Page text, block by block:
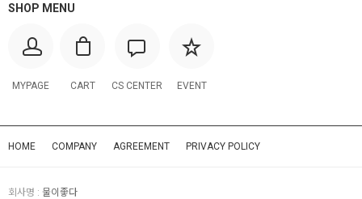
SHOP MENU
MYPAGE CART CS CENTER EVENT
HOME COMPANY AGREEMENT PRIVACY POLICY
회사명 : 물이좋다